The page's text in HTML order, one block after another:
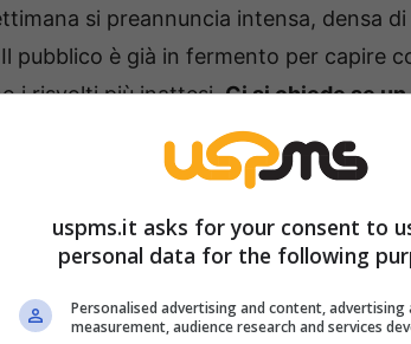
si preannuncia intensa, densa di
pubblico è già in fermento per capire
i risvolti più inattesi.Ci si chiede se
possano cambiare gli equilibri.
cosa
uspms.it asks for your consent to
personal data for the following
Personalised advertising and content, advertising
measurement, audience research and services